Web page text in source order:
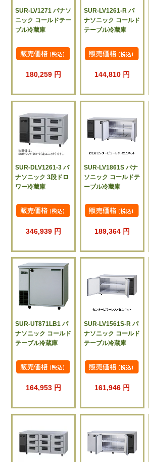
SUR-LV1271 パナソ
ニック コールドテー
ブル冷蔵庫
180,259 円
SUR-LV1261-R パ
ナソニック コールド
テーブル冷蔵庫
144,810 円
SUR-DLV1261-3 パ
ナソニック 3段ドロ
ワー冷蔵庫
346,939 円
SUR-LV1861S パナ
ソニック コールドテ
ーブル冷蔵庫
189,364 円
SUR-UT871LB1 パ
ナソニック コールド
テーブル冷蔵庫
164,953 円
SUR-LV1561S-R パ
ナソニック コールド
テーブル冷蔵庫
161,946 円